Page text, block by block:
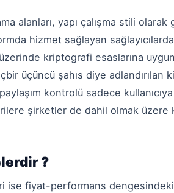
alanları, yapı çalışma stili olarak
hizmet sağlayan
kriptografi esaslarına
üçüncü şahıs diye adlandırılan
kontrolü sadece
şirketler de dahil olmak üzere
?
ise fiyat-performans